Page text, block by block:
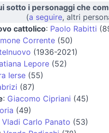
sotto i personaggi che
(a seguire, altri
cattolico: Paolo Rabitti
Corrente(50)
(1936-2021)
Lepore(52)
Ierse(55)
(87)
: Giacomo Cipriani (45)
(49)
Vladi Carlo Panato (53)